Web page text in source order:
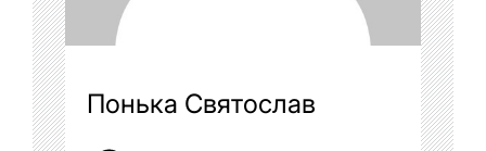
Понька Святослав